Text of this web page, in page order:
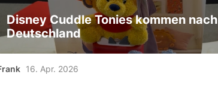
Disney Cuddle Tonies kommen nach
Deutschland
16. Apr. 2026